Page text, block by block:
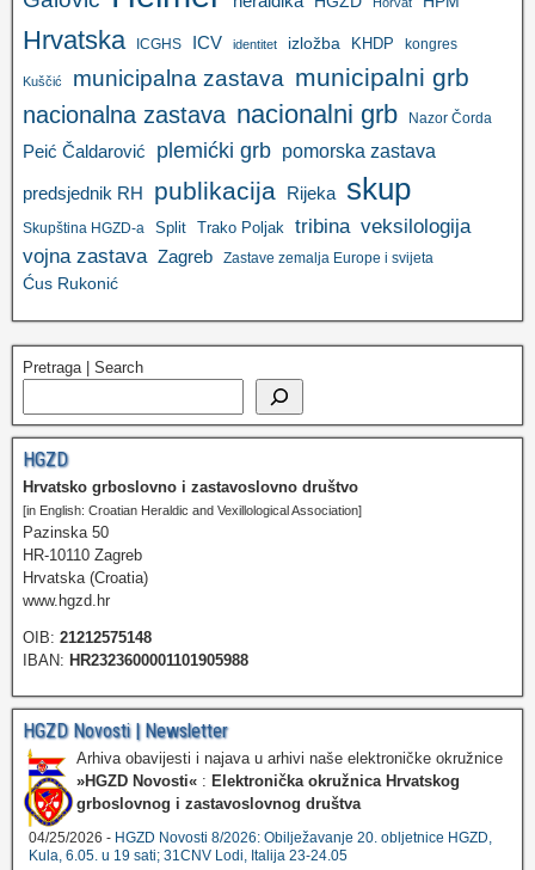
Horvat
Hrvatska ICGHS ICV identitet izložba KHDP kongres
Kuščić municipalna zastava municipalni grb
nacionalna zastava nacionalni grb Nazor Čorda
Peić Čaldarović plemićki grb pomorska zastava
predsjednik RH publikacija Rijeka skup
Skupština HGZD-a Split Trako Poljak tribina veksilologija
vojna zastava Zagreb Zastave zemalja Europe i svijeta
Ćus Rukonić
Pretraga | Search
HGZD
Hrvatsko grboslovno i zastavoslovno društvo
[in English: Croatian Heraldic and Vexillological Association]
Pazinska 50
HR-10110 Zagreb
Hrvatska (Croatia)
www.hgzd.hr
OIB: 21212575148
IBAN: HR2323600001101905988
HGZD Novosti | Newsletter
Arhiva obavijesti i najava u arhivi naše elektroničke okružnice
»HGZD Novosti« : Elektronička okružnica Hrvatskog
grboslovnog i zastavoslovnog društva
04/25/2026 - HGZD Novosti 8/2026: Obilježavanje 20. obljetnice HGZD,
Kula, 6.05. u 19 sati; 31CNV Lodi, Italija 23-24.05